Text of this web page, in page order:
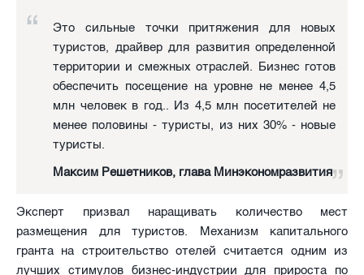
Это сильные точки притяжения для новых
туристов, драйвер для развития определенной
территории и смежных отраслей. Бизнес готов
обеспечить посещение на уровне не менее 4,5
млн человек в год.. Из 4,5 млн посетителей не
менее половины - туристы, из них 30% - новые
туристы.
Максим Решетников, глава Минэкономразвития
Эксперт призвал наращивать количество мест
размещения для туристов. Механизм капитального
гранта на строительство отелей считается одним из
лучших стимулов бизнес-индустрии для прироста по